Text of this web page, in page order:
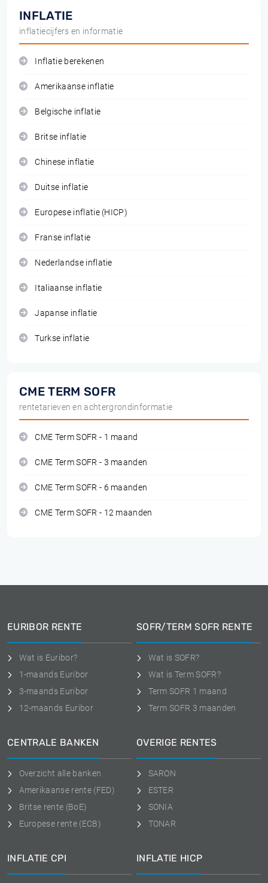
INFLATIE
inflatiecijfers en informatie
Inflatie berekenen
Amerikaanse inflatie
Belgische inflatie
Britse inflatie
Chinese inflatie
Duitse inflatie
Europese inflatie (HICP)
Franse inflatie
Nederlandse inflatie
Italiaanse inflatie
Japanse inflatie
Turkse inflatie
CME TERM SOFR
rentetarieven en achtergrondinformatie
CME Term SOFR - 1 maand
CME Term SOFR - 3 maanden
CME Term SOFR - 6 maanden
CME Term SOFR - 12 maanden
EURIBOR RENTE
Wat is Euribor?
1-maands Euribor
3-maands Euribor
12-maands Euribor
SOFR/TERM SOFR RENTE
Wat is SOFR?
Wat is Term SOFR?
Term SOFR 1 maand
Term SOFR 3 maanden
CENTRALE BANKEN
Overzicht alle banken
Amerikaanse rente (FED)
Britse rente (BoE)
Europese rente (ECB)
OVERIGE RENTES
SARON
ESTER
SONIA
TONAR
INFLATIE CPI INFLATIE HICP